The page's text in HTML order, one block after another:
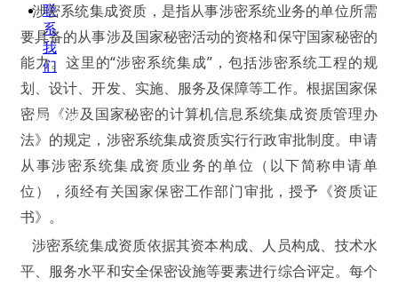
联
系
我
们
涉密系统集成资质，是指从事涉密系统业务的单位所需
要具备的从事涉及国家秘密活动的资格和保守国家秘密的
能力。这里的“涉密系统集成”，包括涉密系统工程的规
划、设计、开发、实施、服务及保障等工作。根据国家保
密局《涉及国家秘密的计算机信息系统集成资质管理办
法》的规定，涉密系统集成资质实行行政审批制度。申请
从事涉密系统集成资质业务的单位（以下简称申请单
位），须经有关国家保密工作部门审批，授予《资质证
书》。
涉密系统集成资质依据其资本构成、人员构成、技术水
平、服务水平和安全保密设施等要素进行综合评定。每个
微信客服